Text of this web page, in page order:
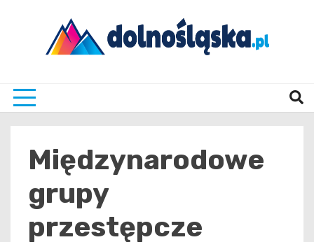
Międzynarodowe
grupy
przestępcze